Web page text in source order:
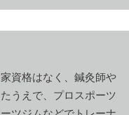
資格はなく、鍼灸師や
うえで、プロスポーツ